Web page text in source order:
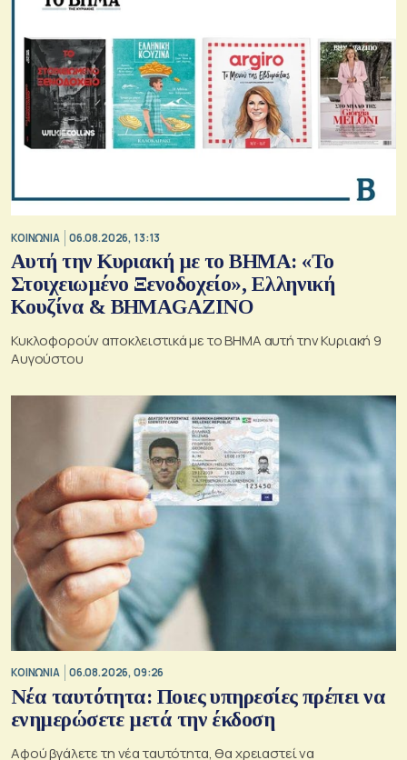
ΚΟΙΝΩΝΙΑ 06.08.2026, 13:13
Αυτή την Κυριακή με το ΒΗΜΑ: «Το
Στοιχειωμένο Ξενοδοχείο», Ελληνική
Κουζίνα & ΒΗΜΑGAZINO
Κυκλοφορούν αποκλειστικά με το ΒΗΜΑ αυτή την Κυριακή 9
Αυγούστου
ΚΟΙΝΩΝΙΑ 06.08.2026, 09:26
Νέα ταυτότητα: Ποιες υπηρεσίες πρέπει να
ενημερώσετε μετά την έκδοση
Αφού βγάλετε τη νέα ταυτότητα, θα χρειαστεί να